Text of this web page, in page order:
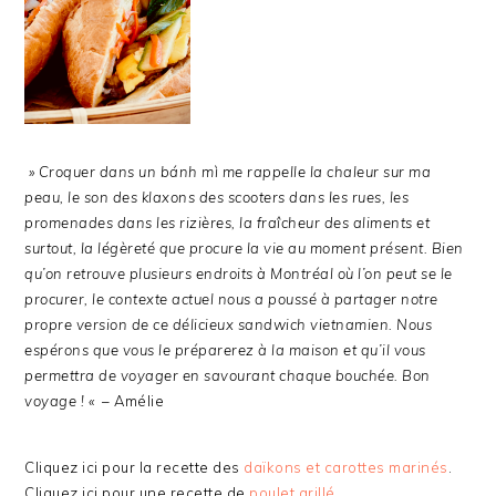
» Croquer dans un bánh mì me rappelle la chaleur sur ma
peau, le son des klaxons des scooters dans les rues, les
promenades dans les rizières, la fraîcheur des aliments et
surtout, la légèreté que procure la vie au moment présent. Bien
qu’on retrouve plusieurs endroits à Montréal où l’on peut se le
procurer, le contexte actuel nous a poussé à partager notre
propre version de ce délicieux sandwich vietnamien. Nous
espérons que vous le préparerez à la maison et qu’il vous
permettra de voyager en savourant chaque bouchée. Bon
voyage ! « – Amélie
Cliquez ici pour la recette des daïkons et carottes marinés